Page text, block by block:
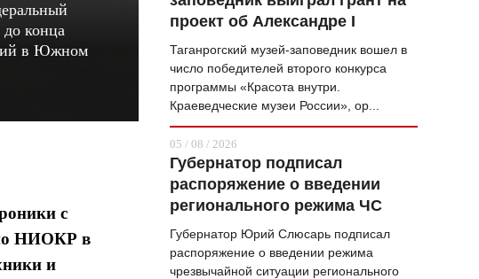
АФИША
ЖУРНАЛ
конца
в Южном
с
по НИОКР в
и
проект об Александре I
Таганрогский музей-заповедник вошел в
число победителей второго конкурса
программы «Красота внутри.
Краеведческие музеи России», ор...
05 / 08 / 2026
Губернатор подписал
распоряжение о введении
регионального режима ЧС
Губернатор Юрий Слюсарь подписал
распоряжение о введении режима
чрезвычайной ситуации регионального